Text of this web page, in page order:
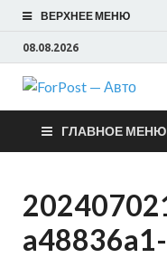
ВЕРХНЕЕ МЕНЮ
08.08.2026
ГЛАВНОЕ МЕНЮ